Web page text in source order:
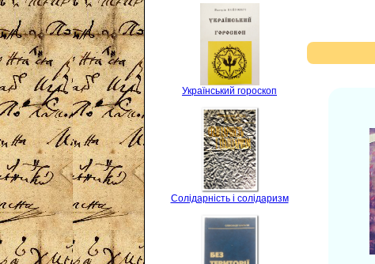
Український гороскоп
Солідарність і солідаризм